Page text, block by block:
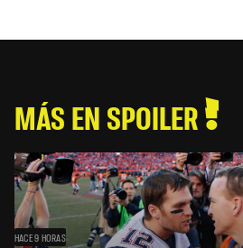
MÁS EN SPOILER
HACE 9 HORAS